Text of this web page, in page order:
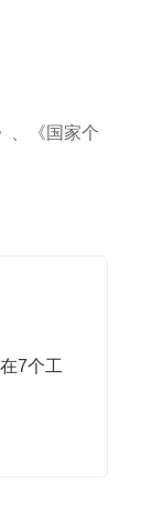
、《国家个
7个工